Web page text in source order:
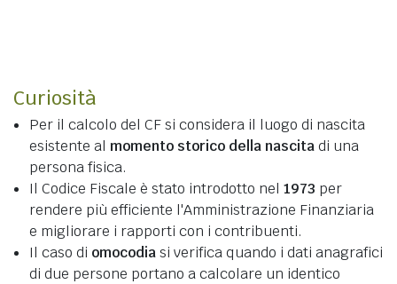
Curiosità
Per il calcolo del CF si considera il luogo di nascita
esistente al momento storico della nascitadi una
persona fisica.
Il Codice Fiscale è stato introdotto nel 1973 per
rendere più efficiente l'Amministrazione Finanziaria
e migliorare i rapporti con i contribuenti.
Il caso di omocodiasi verifica quando i dati anagrafici
di due persone portano a calcolare un identico